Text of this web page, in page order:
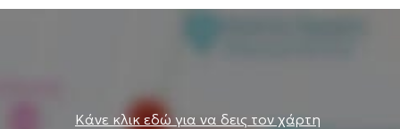
Κάνε κλικ εδώ για να δεις τον χάρτη